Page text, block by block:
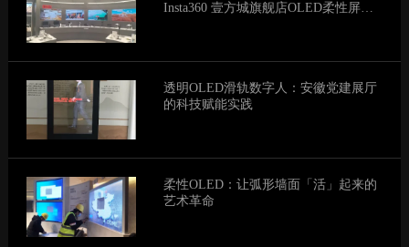
Insta360 壹方城旗舰店OLED柔性屏项
透明OLED滑轨数字人：安徽党建展厅
的科技赋能实践
柔性OLED：让弧形墙面「活」起来的
艺术革命